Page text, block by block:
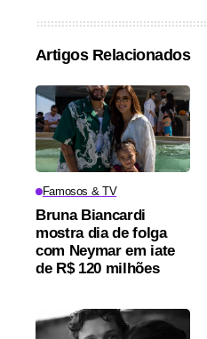
Artigos Relacionados
Famosos & TV
Bruna Biancardi
mostra dia de folga
com Neymar em iate
de R$ 120 milhões